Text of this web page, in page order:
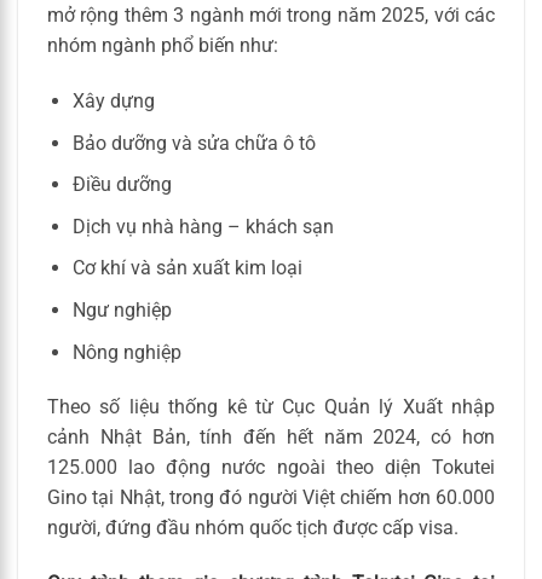
mở rộng thêm 3 ngành mới trong năm 2025, với các
nhóm ngành phổ biến như:
Xây dựng
Bảo dưỡng và sửa chữa ô tô
Điều dưỡng
Dịch vụ nhà hàng – khách sạn
Cơ khí và sản xuất kim loại
Ngư nghiệp
Nông nghiệp
Theo số liệu thống kê từ Cục Quản lý Xuất nhập
cảnh Nhật Bản, tính đến hết năm 2024, có hơn
125.000 lao động nước ngoài theo diện Tokutei
Gino tại Nhật, trong đó người Việt chiếm hơn 60.000
người, đứng đầu nhóm quốc tịch được cấp visa.